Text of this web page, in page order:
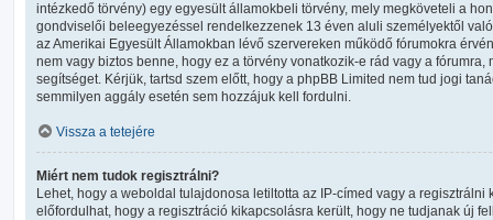
intézkedő törvény) egy egyesült államokbeli törvény, mely megköveteli a
gondviselői beleegyezéssel rendelkezzenek 13 éven aluli személyektől
az Amerikai Egyesült Államokban lévő szervereken működő fórumokra
nem vagy biztos benne, hogy ez a törvény vonatkozik-e rád vagy a fórumra,
segítséget. Kérjük, tartsd szem előtt, hogy a phpBB Limited nem tud jogi
semmilyen aggály esetén sem hozzájuk kell fordulni.
Vissza a tetejére
Miért nem tudok regisztrálni?
Lehet, hogy a weboldal tulajdonosa letiltotta az IP-címed vagy a regisztrálni
előfordulhat, hogy a regisztráció kikapcsolásra került, hogy ne tudjanak új